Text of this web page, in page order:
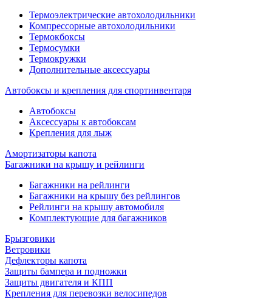
Термоэлектрические автохолодильники
Компрессорные автохолодильники
Термокбоксы
Термосумки
Термокружки
Дополнительные аксессуары
Автобоксы и крепления для спортинвентаря
Автобоксы
Аксессуары к автобоксам
Крепления для лыж
Амортизаторы капота
Багажники на крышу и рейлинги
Багажники на рейлинги
Багажники на крышу без рейлингов
Рейлинги на крышу автомобиля
Комплектующие для багажников
Брызговики
Ветровики
Дефлекторы капота
Защиты бампера и подножки
Защиты двигателя и КПП
Крепления для перевозки велосипедов